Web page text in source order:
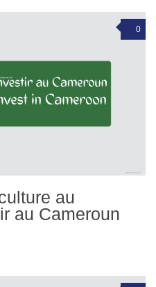
0
au
au Cameroun